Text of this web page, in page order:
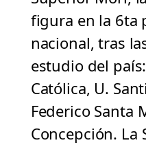
figura en la 6ta
nacional, tras
estudio del
Católica, U.
Federico Santa
Concepción. La